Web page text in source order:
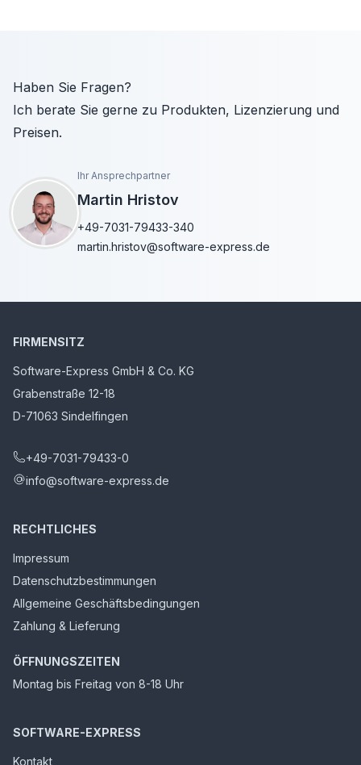
Haben Sie Fragen?
Ich berate Sie gerne zu Produkten, Lizenzierung und
Preisen.
Ihr Ansprechpartner
Martin Hristov
+49-7031-79433-340
martin.hristov@software-express.de
FIRMENSITZ
Software-Express GmbH & Co. KG
Grabenstraße 12-18
D-71063 Sindelfingen
+49-7031-79433-0
info@software-express.de
RECHTLICHES
Impressum
Datenschutzbestimmungen
Allgemeine Geschäftsbedingungen
Zahlung & Lieferung
ÖFFNUNGSZEITEN
Montag bis Freitag von 8-18 Uhr
SOFTWARE-EXPRESS
Kontakt